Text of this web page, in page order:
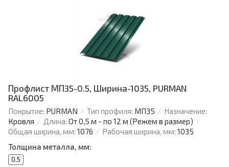
Профлист МП35-0.5, Ширина-1035, PURMAN
RAL6005
Покрытие: PURMAN Тип профиля: МП35
Назначение:
Кровля
Длина: От 0,5 м - по 12 м (Режем в размер)
Общая ширина, мм: 1076 Рабочая ширина, мм: 1035
Толщина металла, мм:
0.5